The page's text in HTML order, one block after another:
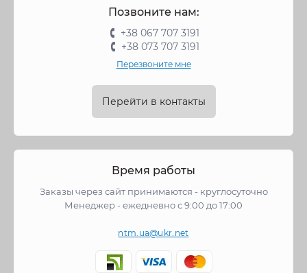
Позвоните нам:
+38 067 707 3191
+38 073 707 3191
Перезвоните мне
Перейти в контакты
Время работы
Заказы через сайт принимаются - круглосуточно
Менеджер - ежедневно с 9:00 до 17:00
ntm.ua@ukr.net